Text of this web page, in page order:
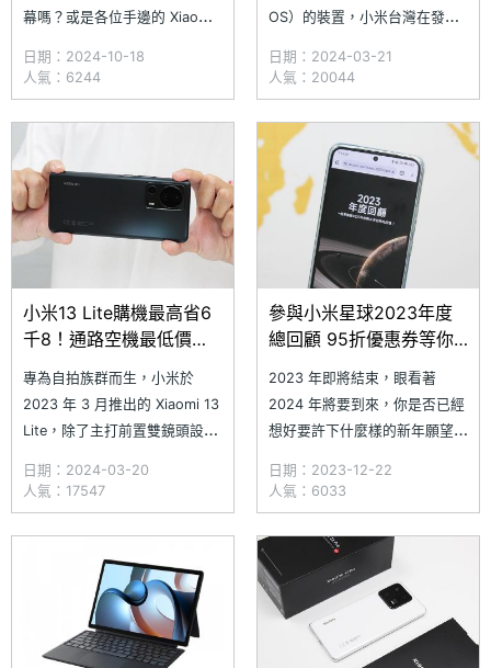
幕嗎？或是各位手邊的 Xiaomi
列手機，如果最近開始出現續航
明顯下降的情況，那不如趁現在
趕緊換顆新電池吧！小編今天特
小米數字系列與數字 T 系列的
日期：2024-10-18
人氣：6244
OS）的裝置，小米台灣在發表
布 Xiaomi HyperOS 發佈計
畫，除了近期推出的手機、穿戴
裝置新品將預載外，首批裝置包
括特定手機、平板預計會
在 2024 上
日期：2024-03-21
人氣：20044
小米13 Lite購機最高省6
千8！通路空機最低價格
一次看
專為自拍族群而生，小米於
2023 年 3 月推出的 Xiaomi 13
Lite，除了主打前置雙鏡頭設
即便在昏暗場合也能順利補光。
隨著 Xiaomi 13 Lite 上市至今
也將近要一年，市場價格已下滑
了不少，究竟 Xiaomi 13 Lite
當前最低的通路空機價格如
日期：2024-03-20
人氣：17547
參與小米星球2023年度
總回顧 95折優惠券等你
2023 年即將結束，眼看著
2024 年將要到來，你是否已經
想好要許下什麼樣的新年願望
球 2023 年度總回顧」活動，
各位只要進入 2023 年度總回
顧活動頁面，掃描 QR Code 並
登入自己小米帳號，不僅可許下
願望，創造你的 2024 年小米
星球，還可以拿到 202
日期：2023-12-22
人氣：6033